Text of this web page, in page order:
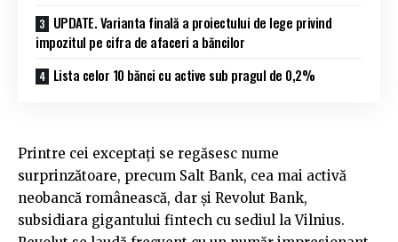
UPDATE. Varianta finală a proiectului de lege privind
impozitul pe cifra de afaceri a băncilor
Lista celor 10 bănci cu active sub pragul de 0,2%
Printre cei exceptați se regăsesc nume
surprinzătoare, precum Salt Bank, cea mai activă
neobancă românească, dar și Revolut Bank,
subsidiara gigantului fintech cu sediul la Vilnius.